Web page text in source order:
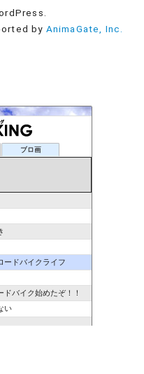
by AnimaGate, Inc.
ブロ画
ードバイクライフ
バイク始めたぞ！！
い